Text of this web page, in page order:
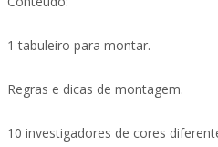
1 tabuleiro para montar.
Regras e dicas de montagem.
10 investigadores de cores